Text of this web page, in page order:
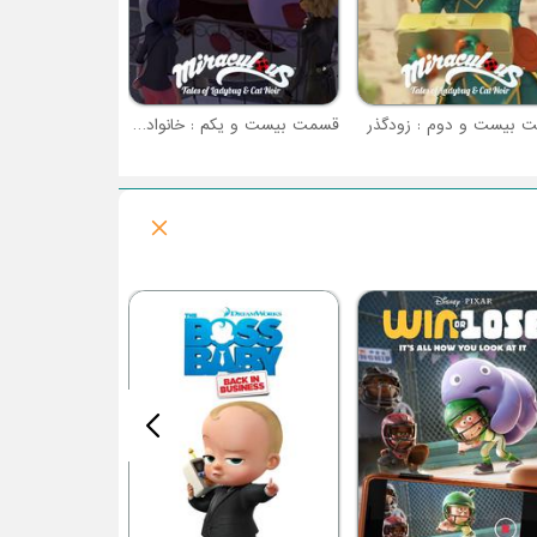
بیست و دوم : زودگذر قسمت بیست و یکم : خانواده عزیز